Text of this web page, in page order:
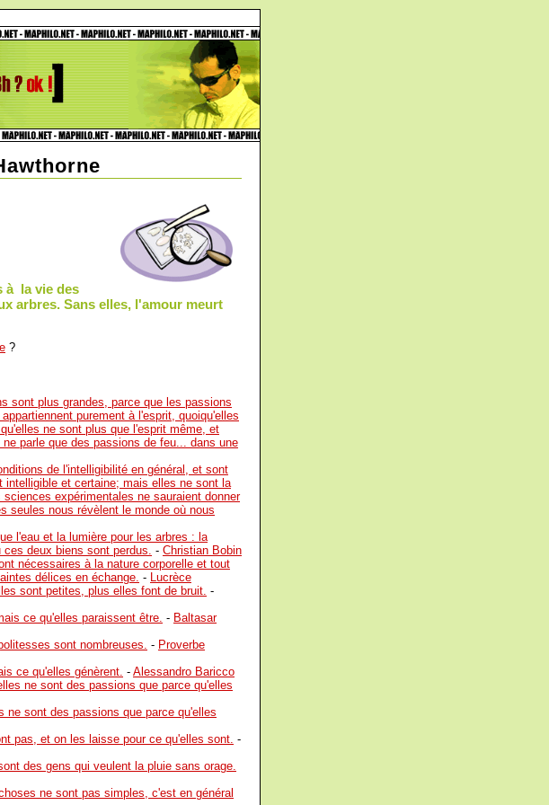
à la vie des
arbres. Sans elles, l'amour meurt
?
sont plus grandes, parce que les passions
purement à l'esprit, quoiqu'elles
ne sont plus que l'esprit même, et
parle que des passions de feu... dans une
de l'intelligibilité en général, et sont
et certaine; mais elles ne sont la
expérimentales ne sauraient donner
seules nous révèlent le monde où nous
l'eau et la lumière pour les arbres : la
deux biens sont perdus. - Christian Bobin
nécessaires à la nature corporelle et tout
délices en échange. - Lucrèce
sont petites, plus elles font de bruit. -
ce qu'elles paraissent être. - Baltasar
sont nombreuses. - Proverbe
ce qu'elles génèrent. - Alessandro Baricco
ne sont des passions que parce qu'elles
sont des passions que parce qu'elles
pas, et on les laisse pour ce qu'elles sont. -
des gens qui veulent la pluie sans orage.
ne sont pas simples, c'est en général